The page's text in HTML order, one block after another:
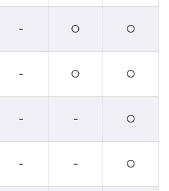
- ○ ○
- ○ ○
- - ○
- - ○